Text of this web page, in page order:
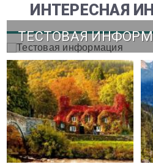
ИНТЕРЕСНАЯ
ТЕСТОВАЯ